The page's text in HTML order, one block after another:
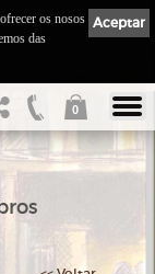
0
Aceptar
os nosos
das